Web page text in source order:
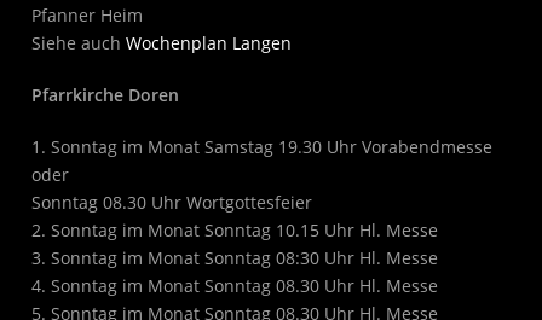
Pfanner Heim
Siehe auchWochenplan Langen
Pfarrkirche Doren
1. Sonntag im Monat Samstag 19.30 Uhr Vorabendmesse
oder
Sonntag 08.30 Uhr Wortgottesfeier
2. Sonntag im Monat Sonntag 10.15 Uhr Hl. Messe
3. Sonntag im Monat Sonntag 08:30 Uhr Hl. Messe
4. Sonntag im Monat Sonntag 08.30 Uhr Hl. Messe
5. Sonntag im Monat Sonntag 08.30 Uhr Hl. Messe